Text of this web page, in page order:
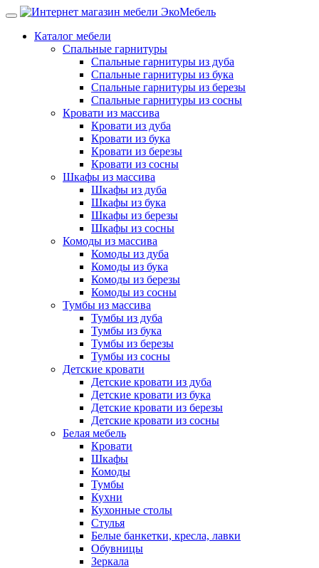
Каталог мебели
Спальные гарнитуры
Спальные гарнитуры из дуба
Спальные гарнитуры из бука
Спальные гарнитуры из березы
Спальные гарнитуры из сосны
Кровати из массива
Кровати из дуба
Кровати из бука
Кровати из березы
Кровати из сосны
Шкафы из массива
Шкафы из дуба
Шкафы из бука
Шкафы из березы
Шкафы из сосны
Комоды из массива
Комоды из дуба
Комоды из бука
Комоды из березы
Комоды из сосны
Тумбы из массива
Тумбы из дуба
Тумбы из бука
Тумбы из березы
Тумбы из сосны
Детские кровати
Детские кровати из дуба
Детские кровати из бука
Детские кровати из березы
Детские кровати из сосны
Белая мебель
Кровати
Шкафы
Комоды
Тумбы
Кухни
Кухонные столы
Стулья
Белые банкетки, кресла, лавки
Обувницы
Зеркала